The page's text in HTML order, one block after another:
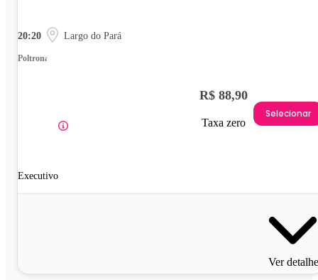
20:20 Largo do Pará
Poltrona
Executivo
R$ 88,90
Taxa zero
Selecionar
Ver